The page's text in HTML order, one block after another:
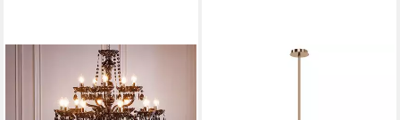
RIESS-AMBIENTE
Kronleuchter BLACK
CRYSTAL XL 80cm schwarz,